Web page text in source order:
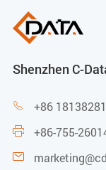
Shenzhen C-
 +86
 +86-755-
